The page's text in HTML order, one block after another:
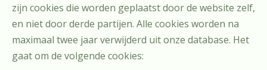
zijn cookies die worden geplaatst door de website zelf,
en niet door derde partijen. Alle cookies worden na
maximaal twee jaar verwijderd uit onze database. Het
gaat om de volgende cookies: